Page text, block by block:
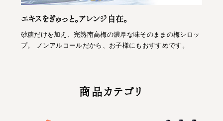
エキスをぎゅっと。アレンジ自在。
砂糖だけを加え、完熟南高梅の濃厚な味そのままの梅シロッ
プ。 ノンアルコールだから、お子様にもおすすめです。
商品カテゴリ